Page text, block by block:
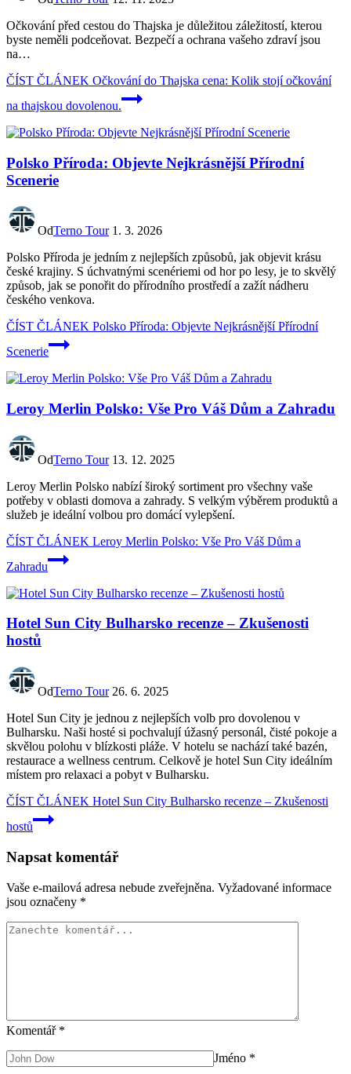
Očkování před cestou do Thajska je důležitou záležitostí, kterou
byste neměli podceňovat. Bezpečí a ochrana vašeho zdraví jsou
na…
ČÍST ČLÁNEK Očkování do Thajska cena: Kolik stojí očkování
na thajskou dovolenou.
Polsko Příroda: Objevte Nejkrásnější Přírodní
Scenerie
OdTerno Tour 1. 3. 2026
Polsko Příroda je jedním z nejlepších způsobů, jak objevit krásu
české krajiny. S úchvatnými scenériemi od hor po lesy, je to skvělý
způsob, jak se ponořit do přírodního prostředí a zažít nádheru
českého venkova.
ČÍST ČLÁNEK Polsko Příroda: Objevte Nejkrásnější Přírodní
Scenerie
Leroy Merlin Polsko: Vše Pro Váš Dům a Zahradu
OdTerno Tour 13. 12. 2025
Leroy Merlin Polsko nabízí široký sortiment pro všechny vaše
potřeby v oblasti domova a zahrady. S velkým výběrem produktů a
služeb je ideální volbou pro domácí vylepšení.
ČÍST ČLÁNEK Leroy Merlin Polsko: Vše Pro Váš Dům a
Zahradu
Hotel Sun City Bulharsko recenze – Zkušenosti
hostů
OdTerno Tour 26. 6. 2025
Hotel Sun City je jednou z nejlepších volb pro dovolenou v
Bulharsku. Naši hosté si pochvalují úžasný personál, čisté pokoje a
skvělou polohu v blízkosti pláže. V hotelu se nachází také bazén,
restaurace a wellness centrum. Celkově je hotel Sun City ideálním
místem pro relaxaci a pobyt v Bulharsku.
ČÍST ČLÁNEK Hotel Sun City Bulharsko recenze – Zkušenosti
hostů
Napsat komentář
Vaše e-mailová adresa nebude zveřejněna. Vyžadované informace
jsou označeny *
Komentář *
Jméno *